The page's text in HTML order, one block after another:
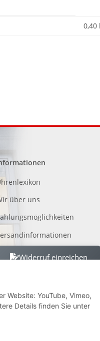
Website: YouTube, Vimeo,
Details finden Sie unter
0,40
über uns
Widerruf einreichen